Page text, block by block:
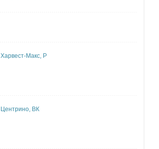
Харвест-Макс, Р
Центрино, ВК